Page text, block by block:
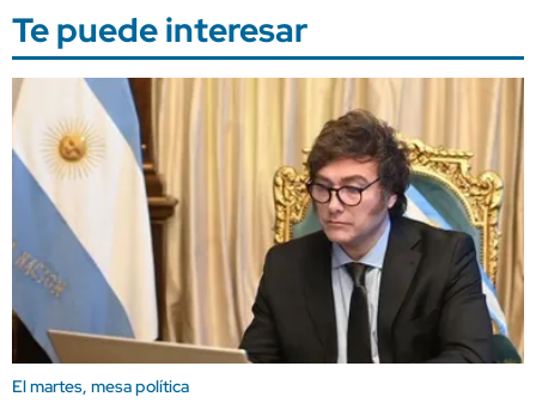
Te puede interesar
El martes, mesa política